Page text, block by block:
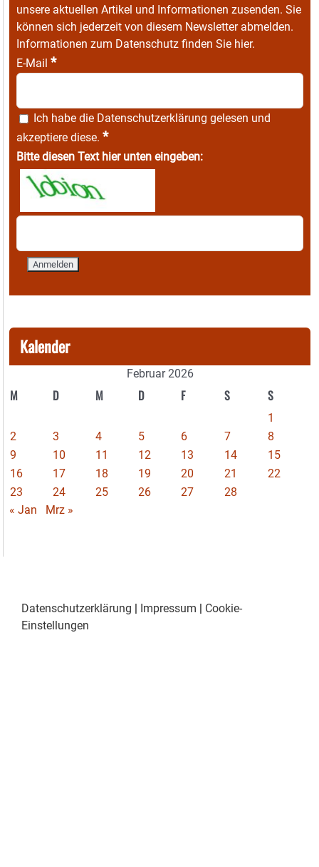
unsere aktuellen Artikel und Informationen zusenden. Sie
können sich jederzeit von diesem Newsletter abmelden.
Informationen zum Datenschutz finden Sie hier.
E-Mail *
Ich habe die Datenschutzerklärung gelesen und
akzeptiere diese. *
Bitte diesen Text hier unten eingeben:
Kalender
Februar 2026
M D M D F S S
1
2
3 4 5 6 7
8
9
10 11 12 13 14
15
16
17 18 19 20 21
22
23
24 25 26 27
28
« Jan
Mrz »
Datenschutzerklärung | Impressum | Cookie-
Einstellungen